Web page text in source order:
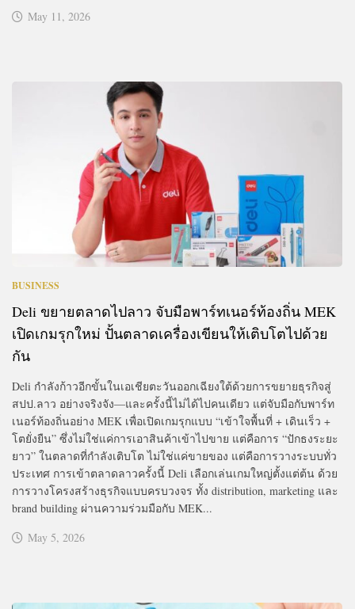
May 11, 2026
BUSINESS
Deli ขยายตลาดไปลาว จับมือพาร์ทเนอร์ท้องถิ่น MEK
เปิดเกมรุกใหม่ ปั้นตลาดเครื่องเขียนให้เติบโตไปด้วย
กัน
Deli กำลังก้าวอีกขั้นในเอเชียตะวันออกเฉียงใต้ด้วยการขยายธุรกิจสู่
สปป.ลาว อย่างจริงจัง—และครั้งนี้ไม่ได้ไปคนเดียว แต่จับมือกับพาร์ท
เนอร์ท้องถิ่นอย่าง MEK เพื่อเปิดเกมรุกแบบ “เข้าใจพื้นที่ + เดินเร็ว +
โตยั่งยืน” ซึ่งไม่ใช่แค่การเอาสินค้าเข้าไปขาย แต่คือการ “ปักธงระยะ
ยาว” ในตลาดที่กำลังเติบโต ไม่ใช่แค่ขายของ แต่คือการวางระบบทั่ว
ประเทศ การเข้าตลาดลาวครั้งนี้ Deli เลือกเล่นเกมใหญ่ตั้งแต่ต้น ด้วย
การวางโครงสร้างธุรกิจแบบครบวงจร ทั้ง distribution, marketing และ
brand building ผ่านความร่วมมือกับ MEK...
May 5, 2026